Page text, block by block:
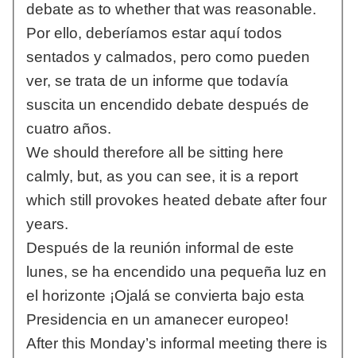
debate as to whether that was reasonable.
Por ello, deberíamos estar aquí todos
sentados y calmados, pero como pueden
ver, se trata de un informe que todavía
suscita un encendido debate después de
cuatro años.
We should therefore all be sitting here
calmly, but, as you can see, it is a report
which still provokes heated debate after four
years.
Después de la reunión informal de este
lunes, se ha encendido una pequeña luz en
el horizonte ¡Ojalá se convierta bajo esta
Presidencia en un amanecer europeo!
After this Monday’s informal meeting there is